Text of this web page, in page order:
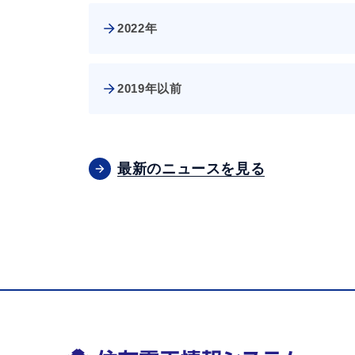
2022年
2019年以前
最新のニュースを見る